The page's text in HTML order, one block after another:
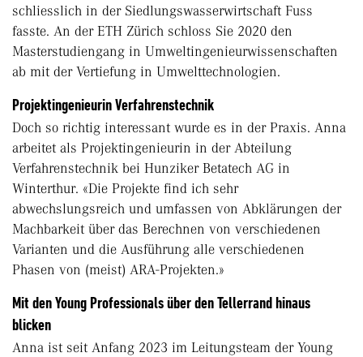
schliesslich in der Siedlungswasserwirtschaft Fuss
fasste. An der ETH Zürich schloss Sie 2020 den
Masterstudiengang in Umweltingenieurwissenschaften
ab mit der Vertiefung in Umwelttechnologien.
Projektingenieurin Verfahrenstechnik
Doch so richtig interessant wurde es in der Praxis. Anna
arbeitet als Projektingenieurin in der Abteilung
Verfahrenstechnik bei Hunziker Betatech AG in
Winterthur. «Die Projekte find ich sehr
abwechslungsreich und umfassen von Abklärungen der
Machbarkeit über das Berechnen von verschiedenen
Varianten und die Ausführung alle verschiedenen
Phasen von (meist) ARA-Projekten.»
Mit den Young Professionals über den Tellerrand hinaus
blicken
Anna ist seit Anfang 2023 im Leitungsteam der Young